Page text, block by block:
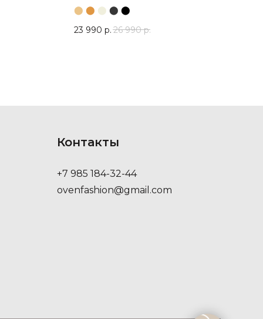
⬤ ⬤ ⬤ ⬤ ⬤
23 990 р. 26 990 р.
Контакты
+7 985 184-32-44
ovenfashion@gmail.com